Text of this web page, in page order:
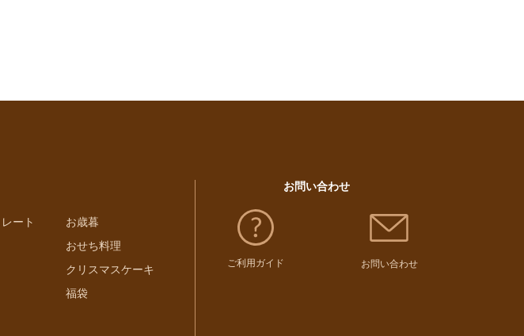
ート
お歳暮
おせち料理
クリスマスケーキ
福袋
お問い合わせ
ご利用ガイド お問い合わせ